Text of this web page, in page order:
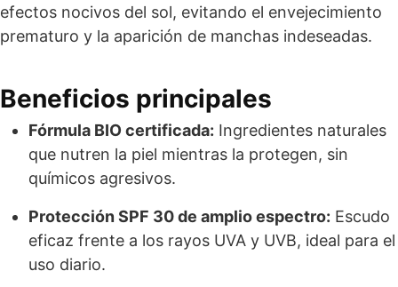
efectos nocivos del sol, evitando el envejecimiento
prematuro y la aparición de manchas indeseadas.
Beneficios principales
Fórmula BIO certificada: Ingredientes naturales
que nutren la piel mientras la protegen, sin
químicos agresivos.
Protección SPF 30 de amplio espectro: Escudo
eficaz frente a los rayos UVA y UVB, ideal para el
uso diario.